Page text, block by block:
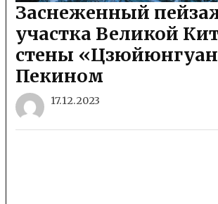
Заснеженный
участка Великой
стены
Пекином
17.12.2023